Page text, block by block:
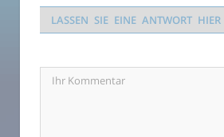
LASSEN SIE EINE ANTWORT HIER